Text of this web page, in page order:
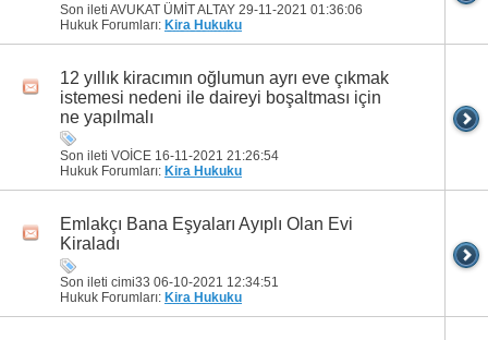
Son ileti AVUKAT ÜMİT ALTAY 29-11-2021 01:36:06
Hukuk Forumları: Kira Hukuku
12 yıllık kiracımın oğlumun ayrı eve çıkmak
istemesi nedeni ile daireyi boşaltması için
ne yapılmalı
Son ileti VOİCE 16-11-2021 21:26:54
Hukuk Forumları: Kira Hukuku
Emlakçı Bana Eşyaları Ayıplı Olan Evi
Kiraladı
Son ileti cimi33 06-10-2021 12:34:51
Hukuk Forumları: Kira Hukuku